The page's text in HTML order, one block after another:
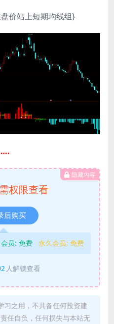
价站上短期均线组}
隐藏内容
权限查看
后购买
员: 免费 永久会员: 免费
人解锁查看
习之用，不具备任何投资建
任自负，任何损失与本站无